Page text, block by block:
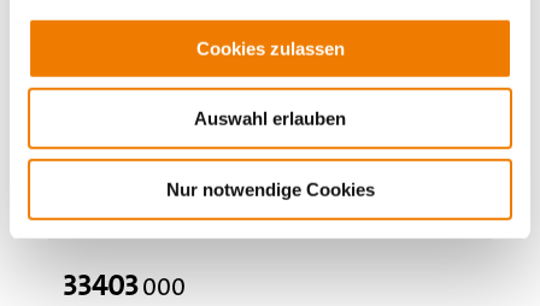
Cookies zulassen
Auswahl erlauben
Nur notwendige Cookies
33403000